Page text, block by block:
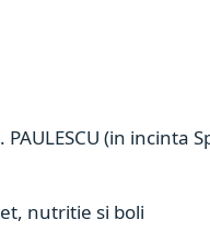
(in incinta
nutritie si boli